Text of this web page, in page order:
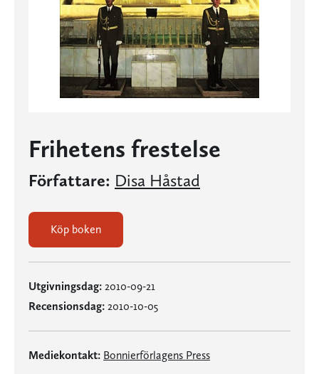
Frihetens frestelse
Författare: Disa Håstad
Köp boken
Utgivningsdag: 2010-09-21
Recensionsdag: 2010-10-05
Mediekontakt: Bonnierförlagens Press